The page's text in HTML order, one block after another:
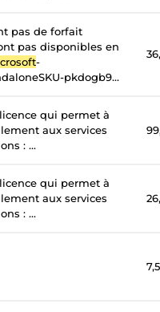
pas de forfait
pas disponibles en
-
pkdogb9...
qui permet à
aux services
: ...
qui permet à
aux services
: ...